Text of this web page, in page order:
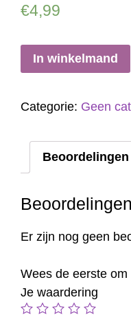
€4,99
In winkelmand
Categorie: Geen
Beoordelingen
Beoordelingen
Er zijn nog geen
Wees de eerste om
Je waardering